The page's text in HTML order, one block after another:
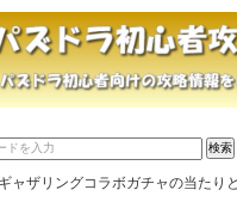
ャザリングコラボガチャの当たり